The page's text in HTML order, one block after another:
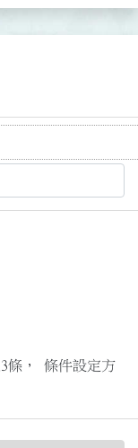
條， 條件設定方